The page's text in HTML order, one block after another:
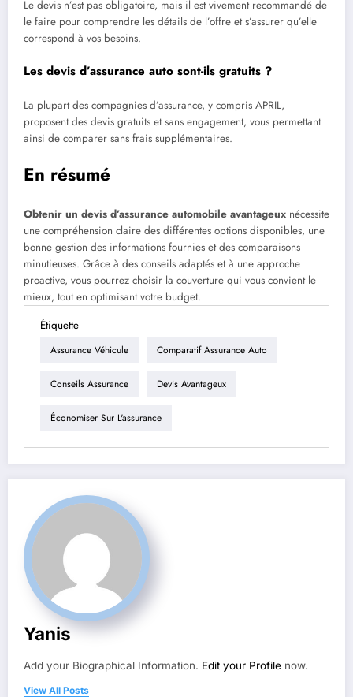
Le devis n’est pas obligatoire, mais il est vivement recommandé de
le faire pour comprendre les détails de l’offre et s’assurer qu’elle
correspond à vos besoins.
Les devis d’assurance auto sont-ils gratuits ?
La plupart des compagnies d’assurance, y compris APRIL,
proposent des devis gratuits et sans engagement, vous permettant
ainsi de comparer sans frais supplémentaires.
En résumé
Obtenir un devis d’assurance automobile avantageux nécessite
une compréhension claire des différentes options disponibles, une
bonne gestion des informations fournies et des comparaisons
minutieuses. Grâce à des conseils adaptés et à une approche
proactive, vous pourrez choisir la couverture qui vous convient le
mieux, tout en optimisant votre budget.
Étiquette
Assurance Véhicule Comparatif Assurance Auto
Conseils Assurance Devis Avantageux
Économiser Sur L'assurance
Yanis
Add your Biographical Information. Edit your Profile now.
View All Posts